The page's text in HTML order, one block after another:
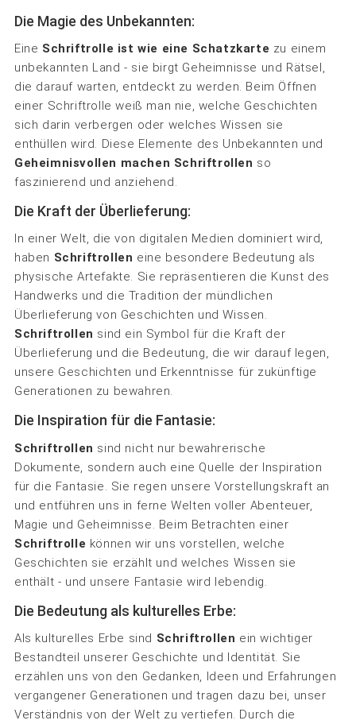
Die Magie des Unbekannten:
Eine Schriftrolle ist wie eine Schatzkarte zu einem
unbekannten Land - sie birgt Geheimnisse und Rätsel,
die darauf warten, entdeckt zu werden. Beim Öffnen
einer Schriftrolle weiß man nie, welche Geschichten
sich darin verbergen oder welches Wissen sie
enthüllen wird. Diese Elemente des Unbekannten und
Geheimnisvollen machen Schriftrollen so
faszinierend und anziehend.
Die Kraft der Überlieferung:
In einer Welt, die von digitalen Medien dominiert wird,
haben Schriftrollen eine besondere Bedeutung als
physische Artefakte. Sie repräsentieren die Kunst des
Handwerks und die Tradition der mündlichen
Überlieferung von Geschichten und Wissen.
Schriftrollen sind ein Symbol für die Kraft der
Überlieferung und die Bedeutung, die wir darauf legen,
unsere Geschichten und Erkenntnisse für zukünftige
Generationen zu bewahren.
Die Inspiration für die Fantasie:
Schriftrollen sind nicht nur bewahrerische
Dokumente, sondern auch eine Quelle der Inspiration
für die Fantasie. Sie regen unsere Vorstellungskraft an
und entführen uns in ferne Welten voller Abenteuer,
Magie und Geheimnisse. Beim Betrachten einer
Schriftrolle können wir uns vorstellen, welche
Geschichten sie erzählt und welches Wissen sie
enthält - und unsere Fantasie wird lebendig.
Die Bedeutung als kulturelles Erbe:
Als kulturelles Erbe sind Schriftrollen ein wichtiger
Bestandteil unserer Geschichte und Identität. Sie
erzählen uns von den Gedanken, Ideen und Erfahrungen
vergangener Generationen und tragen dazu bei, unser
Verständnis von der Welt zu vertiefen. Durch die